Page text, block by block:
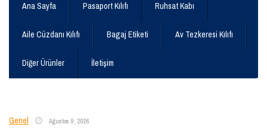
Ana Sayfa Pasaport Kılıfı Ruhsat Kabı
Aile Cüzdanı Kılıfı Bagaj Etiketi Av Tezkeresi Kılıfı
Diğer Ürünler İletişim
Genel Ağustos 9, 2026